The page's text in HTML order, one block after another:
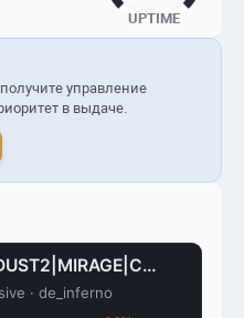
UPTIME
управление
в выдаче.